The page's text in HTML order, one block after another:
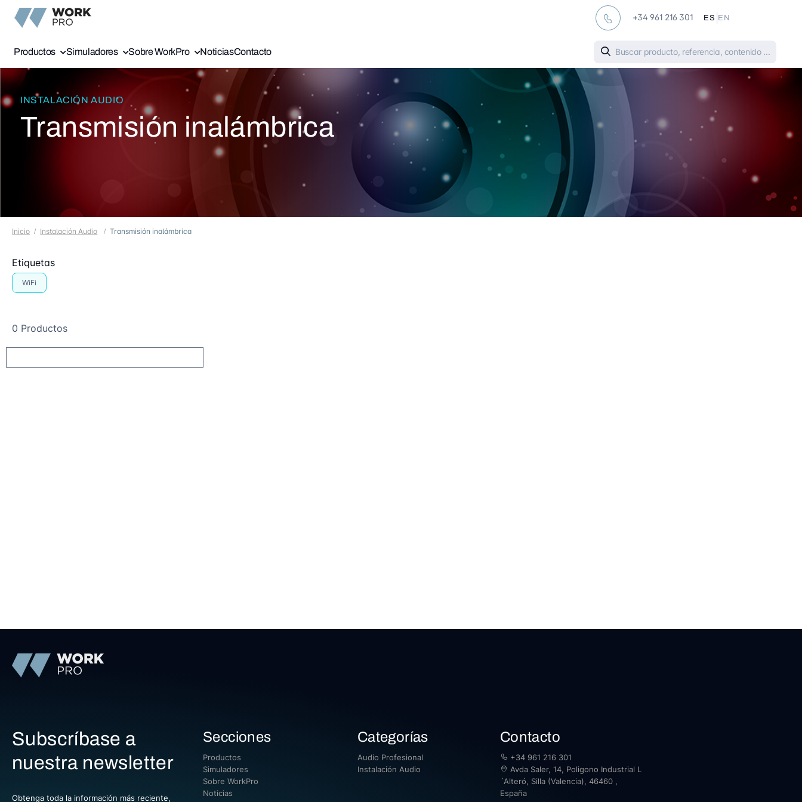
+34 961 216 301 ES EN
Productos Simuladores Sobre WorkPro NoticiasContacto
INSTALACIÓN AUDIO
Transmisión inalámbrica
Inicio Instalación Audio Transmisión inalámbrica
Etiquetas
WiFi
0 Productos
Subscríbase a
nuestra newsletter
Obtenga toda la información más reciente,
Secciones
Productos
Simuladores
Sobre WorkPro
Noticias
Categorías
Audio Profesional
Instalación Audio
Contacto
+34 961 216 301
Avda Saler, 14, Poligono Industrial L
´Alteró, Silla (Valencia), 46460 ,
España